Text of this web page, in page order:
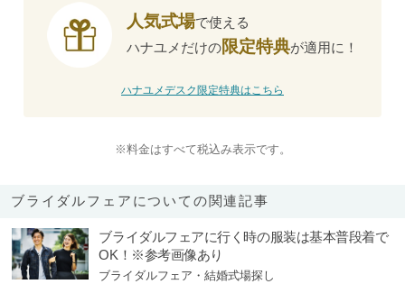
人気式場で使える
ハナユメだけの限定特典が適用に！
ハナユメデスク限定特典はこちら
※料金はすべて税込み表示です。
ブライダルフェアについての関連記事
ブライダルフェアに行く時の服装は基本普段着で
OK！※参考画像あり
ブライダルフェア・結婚式場探し